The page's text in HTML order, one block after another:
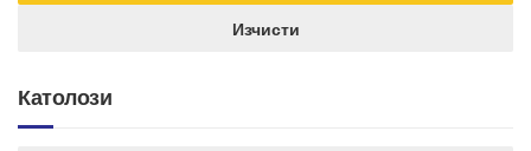
Католози